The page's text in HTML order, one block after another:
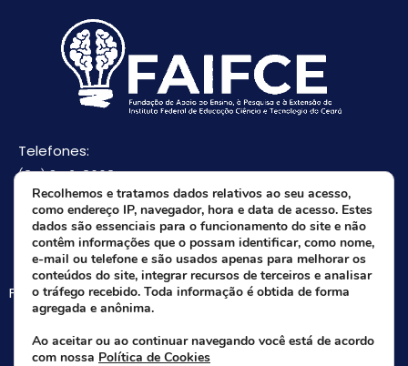
Telefones:
(85) 3512-8668
(85) 9 8165-0582(Whatsapp)
E-mail:
faifce@faifce.ifce.edu.br
Fale agora com nossa equipe:
Whatsapp da FAIFCE
Recolhemos e tratamos dados relativos ao seu acesso,
como endereço IP, navegador, hora e data de acesso. Estes
dados são essenciais para o funcionamento do site e não
contêm informações que o possam identificar, como nome,
e-mail ou telefone e são usados apenas para melhorar os
conteúdos do site, integrar recursos de terceiros e analisar
o tráfego recebido. Toda informação é obtida de forma
agregada e anônima.
Ao aceitar ou ao continuar navegando você está de acordo
com nossa Política de Cookies